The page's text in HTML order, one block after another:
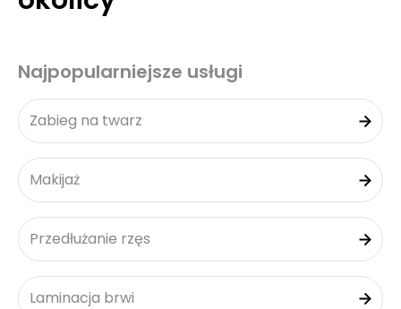
Najpopularniejsze usługi
Zabieg na twarz
Makijaż
Przedłużanie rzęs
Laminacja brwi